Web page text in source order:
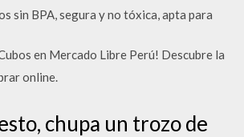
sin BPA, segura y no tóxica, apta para
en Mercado Libre Perú! Descubre la
online.
chupa un trozo de